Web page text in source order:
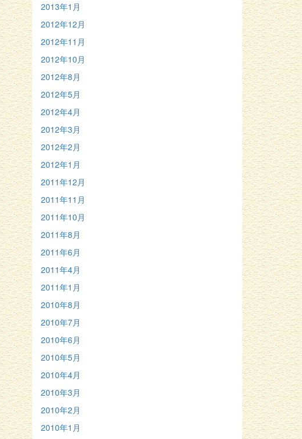
2013年1月
2012年12月
2012年11月
2012年10月
2012年8月
2012年5月
2012年4月
2012年3月
2012年2月
2012年1月
2011年12月
2011年11月
2011年10月
2011年8月
2011年6月
2011年4月
2011年1月
2010年8月
2010年7月
2010年6月
2010年5月
2010年4月
2010年3月
2010年2月
2010年1月